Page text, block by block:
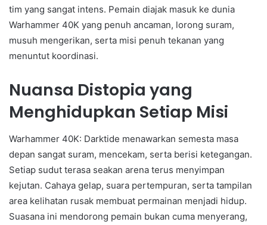
tim yang sangat intens. Pemain diajak masuk ke dunia
Warhammer 40K yang penuh ancaman, lorong suram,
musuh mengerikan, serta misi penuh tekanan yang
menuntut koordinasi.
Nuansa Distopia yang
Menghidupkan Setiap Misi
Warhammer 40K: Darktide menawarkan semesta masa
depan sangat suram, mencekam, serta berisi ketegangan.
Setiap sudut terasa seakan arena terus menyimpan
kejutan. Cahaya gelap, suara pertempuran, serta tampilan
area kelihatan rusak membuat permainan menjadi hidup.
Suasana ini mendorong pemain bukan cuma menyerang,